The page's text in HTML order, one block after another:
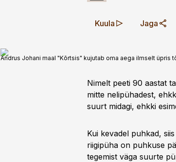
Kuula Jaga
Andrus Johani maal "Kõrtsis" kujutab oma aega ilmselt üpris
Nimelt peeti 90 aastat
mitte nelipühadest,
suurt midagi, ehkki
Kui kevadel puhkad,
riigipüha on puhkuse
tegemist väga suurte